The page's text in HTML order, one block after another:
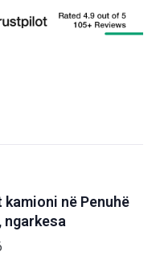
në Penuhë
ngarkesa